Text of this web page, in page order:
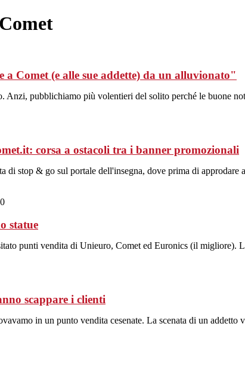
Comet (e alle sue addette) da un alluvionato"
Anzi, pubblichiamo più volentieri del solito perché le buone
corsa a ostacoli tra i banner promozionali
di stop & go sul portale dell'insegna, dove prima di
statue
punti vendita di Unieuro, Comet ed Euronics (il migliore).
scappare i clienti
in un punto vendita cesenate. La scenata di un